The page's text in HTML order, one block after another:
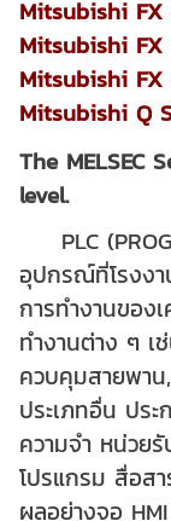
Mitsubishi FX
Mitsubishi FX
Mitsubishi FX
Mitsubishi Q
The MELSEC
level.
PLC
อุปกรณ์ที่โรงง
การทำงานของ
ทำงานต่าง ๆ เ
ควบคุมสายพา
ประเภทอื่น ปร
ความจำ หน่วย
โปรแกรม สื่อส
ผลอย่างจอ